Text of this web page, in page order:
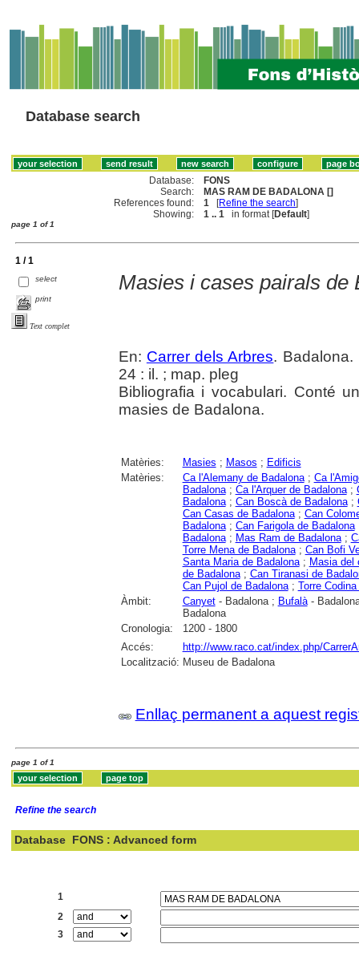
Database search
Database:
FONS
Search:
MAS RAM DE BADALONA []
References found:
1 [Refine the search]
Showing:
1 .. 1 in format [Default]
page 1 of 1
1 / 1
select
print
Text complet
Masies i cases pairals de
En: Carrer dels Arbres. Badalona.
24 : il. ; map. pleg
Bibliografia i vocabulari. Conté
masies de Badalona.
Matèries: Masies ; Masos ; Edificis
Matèries:
Ca l'Alemany de Badalona; Ca
Badalona; Ca l'Arquer de Badalona;
Badalona; Can Boscà de Badalona;
Can Casas de Badalona; Can
Badalona; Can Farigola de Badalona
Badalona; Mas Ram de Badalona;
Torre Mena de Badalona; Can Bofi
Santa Maria de Badalona; Masia del
de Badalona; Can Tiranasi de
Can Pujol de Badalona; Torre
Àmbit:
Canyet- Badalona ; Bufalà-
Badalona
Cronologia:
1200 - 1800
Accés:
http://www.raco.cat/index.php/
Localització: Museu de Badalona
Enllaç permanent a aquest
page 1 of 1
Refine the search
Database FONS : Advanced form
1
2
3